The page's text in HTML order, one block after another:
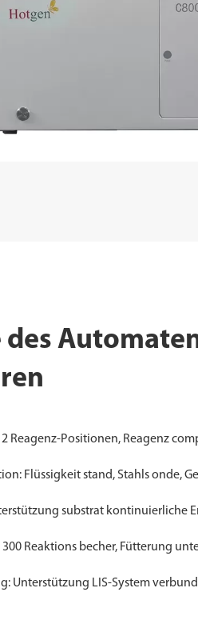
Reagenz-Positionen, Reagenz
Flüssigkeit stand, Stahls onde,
substrat kontinuierliche
Reaktions becher, Fütterung
Unterstützung LIS-System